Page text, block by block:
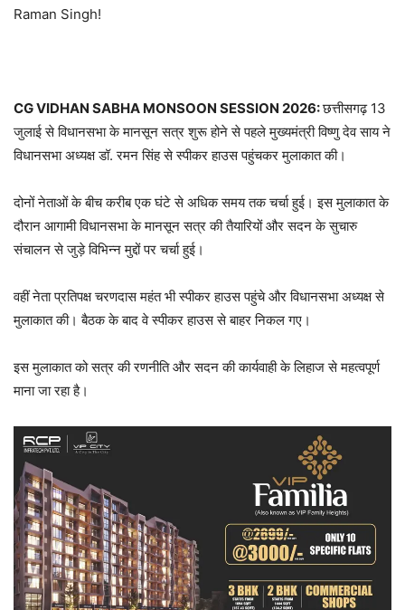
Raman Singh!
CG VIDHAN SABHA MONSOON SESSION 2026:छत्तीसगढ़ 13
जुलाई से विधानसभा के मानसून सत्र शुरू होने से पहले मुख्यमंत्री विष्णु देव साय ने
विधानसभा अध्यक्ष डॉ. रमन सिंह से स्पीकर हाउस पहुंचकर मुलाकात की।
दोनों नेताओं के बीच करीब एक घंटे से अधिक समय तक चर्चा हुई। इस मुलाकात के
दौरान आगामी विधानसभा के मानसून सत्र की तैयारियों और सदन के सुचारु
संचालन से जुड़े विभिन्न मुद्दों पर चर्चा हुई।
वहीं नेता प्रतिपक्ष चरणदास महंत भी स्पीकर हाउस पहुंचे और विधानसभा अध्यक्ष से
मुलाकात की। बैठक के बाद वे स्पीकर हाउस से बाहर निकल गए।
इस मुलाकात को सत्र की रणनीति और सदन की कार्यवाही के लिहाज से महत्वपूर्ण
माना जा रहा है।